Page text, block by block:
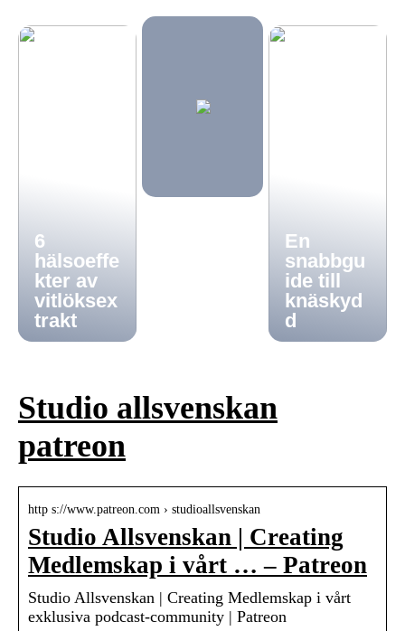
6
hälsoeffe
kter av
vitlöksex
trakt
En
snabbgu
ide till
knäskyd
d
Studio allsvenskan
patreon
http s://www.patreon.com › studioallsvenskan
Studio Allsvenskan | Creating
Medlemskap i vårt … – Patreon
Studio Allsvenskan | Creating Medlemskap i vårt
exklusiva podcast-community | Patreon